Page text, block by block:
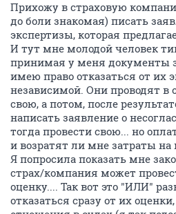
Прихожу в страховую
до боли знакомая) писать
экспертизы, которая
И тут мне молодой человек
принимая у меня документы
имею право отказаться от их
независимой. Они проводят в
свою, а потом, после
написать заявление о
тогда провести свою... но
и возратят ли мне затраты на
Я попросила показать мне
страх/компания может
оценку.... Так вот это "ИЛИ"
отказаться сразу от их